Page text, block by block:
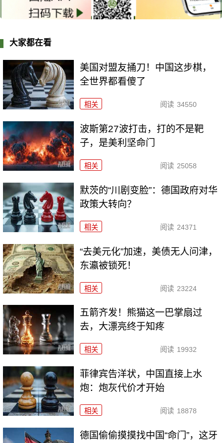
大家都在看
美国对盟友捅刀！中国这步棋，
全世界都看傻了
相关 阅读 34550
波斯第27波打击，打的不是靶
子，是美利坚命门
相关 阅读 25058
默茨的“川剧变脸”：德国政府对华
政策大转向？
相关 阅读 24371
“去美元化”加速，美债无人问津，
东瀛被锁死！
相关 阅读 23224
五箭齐发！熊猫这一巴掌扇过
去，大漂亮终于知疼
相关 阅读 19932
菲律宾告洋状，中国直接上水
炮：炮灰代价才开始
相关 阅读 18878
德国偷偷摸摸找中国“命门”，这牙